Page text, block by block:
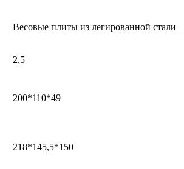
Весовые плиты из легированной стали
2,5
200*110*49
218*145,5*150